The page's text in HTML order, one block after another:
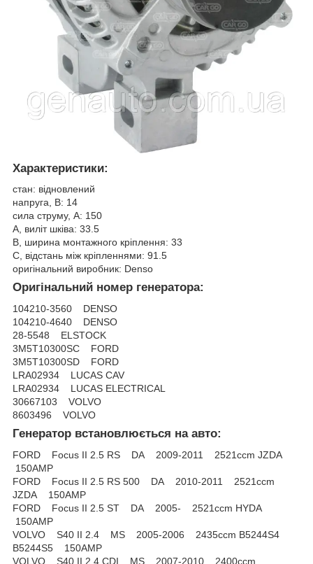
Характеристики:
стан: відновлений
напруга, В: 14
сила струму, А: 150
A, виліт шківа: 33.5
B, ширина монтажного кріплення: 33
C, відстань між кріпленнями: 91.5
оригінальний виробник: Denso
Оригінальний номер генератора:
104210-3560 DENSO
104210-4640 DENSO
28-5548 ELSTOCK
3M5T10300SC FORD
3M5T10300SD FORD
LRA02934 LUCAS CAV
LRA02934 LUCAS ELECTRICAL
30667103 VOLVO
8603496 VOLVO
Генератор встановлюється на авто:
FORD Focus II 2.5 RS DA 2009-2011 2521ccm JZDA
150AMP
FORD Focus II 2.5 RS 500 DA 2010-2011 2521ccm
JZDA 150AMP
FORD Focus II 2.5 ST DA 2005- 2521ccm HYDA
150AMP
VOLVO S40 II 2.4 MS 2005-2006 2435ccm B5244S4
B5244S5 150AMP
VOLVO S40 II 2.4 CDI MS 2007-2010 2400ccm